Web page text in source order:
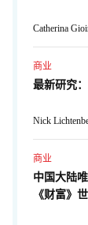
Catherina
商业
最新研究
Nick
商业
中国大陆
《财富》